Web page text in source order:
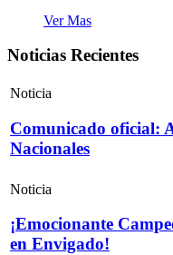
Ver Mas
Noticias Recientes
Noticia
Comunicado oficial:
Nacionales
Noticia
¡Emocionante
en Envigado!